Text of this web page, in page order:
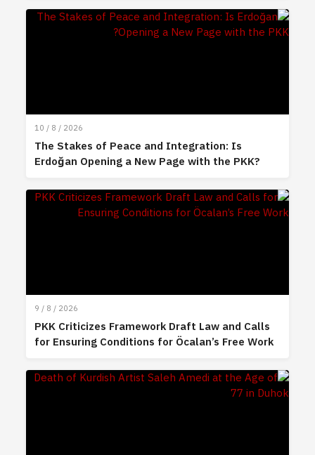
10 / 8 / 2026
The Stakes of Peace and Integration: Is
Erdoğan Opening a New Page with the PKK?
9 / 8 / 2026
PKK Criticizes Framework Draft Law and Calls
for Ensuring Conditions for Öcalan’s Free Work